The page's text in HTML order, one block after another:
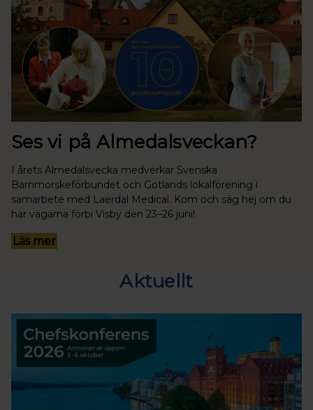
Ses vi på Almedalsveckan?
I årets Almedalsvecka medverkar Svenska
Barnmorskeförbundet och Gotlands lokalförening i
samarbete med Laerdal Medical. Kom och säg hej om du
har vägarna förbi Visby den 23–26 juni!
Läs mer
Aktuellt